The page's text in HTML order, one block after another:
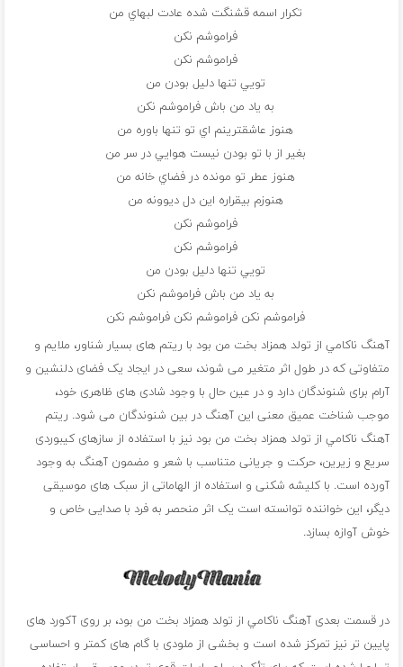
تکرار اسمه قشنگت شده عادت لبهاي من
فراموشم نکن
فراموشم نکن
تويي تنها دليل بودن من
به ياد من باش فراموشم نکن
هنوز عاشقترينم اي تو تنها باوره من
بغير از با تو بودن نيست هوايي در سر من
هنوز عطر تو مونده در فضاي خانه من
هنوزم بيقراره اين دل ديوونه من
فراموشم نکن
فراموشم نکن
تويي تنها دليل بودن من
به ياد من باش فراموشم نکن
فراموشم نکن فراموشم نکن فراموشم نکن
آهنگ ناکامي از تولد همزاد بخت من بود با ریتم های بسیار شناور، ملایم و
متفاوتی که در طول اثر متغیر می شوند، سعی در ایجاد یک فضای دلنشین و
آرام برای شنوندگان دارد و در عین حال با وجود شادی های ظاهری خود،
موجب شناخت عمیق معنی این آهنگ در بین شنوندگان می شود. ریتم
آهنگ ناکامي از تولد همزاد بخت من بود نیز با استفاده از سازهای کیبوردی
سریع و زیرین، حرکت و جریانی متناسب با شعر و مضمون آهنگ به وجود
آورده است. با کلیشه شکنی و استفاده از الهاماتی از سبک های موسیقی
دیگر، این خواننده توانسته است یک اثر منحصر به فرد با صدایی خاص و
خوش آوازه بسازد.
در قسمت بعدی آهنگ ناکامي از تولد همزاد بخت من بود، بر روی آکورد های
پایین تر نیز تمرکز شده است و بخشی از ملودی با گام های کمتر و احساسی